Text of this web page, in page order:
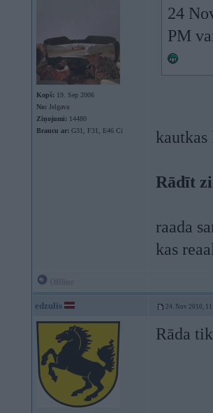
Kopš: 19. Sep 2006
No: Jelgava
Ziņojumi: 14480
Braucu ar: G31, F31, E46 Ci
24
PM
Rādīt
raada
kas
edzulis 24. Nov 2010,
Rāda